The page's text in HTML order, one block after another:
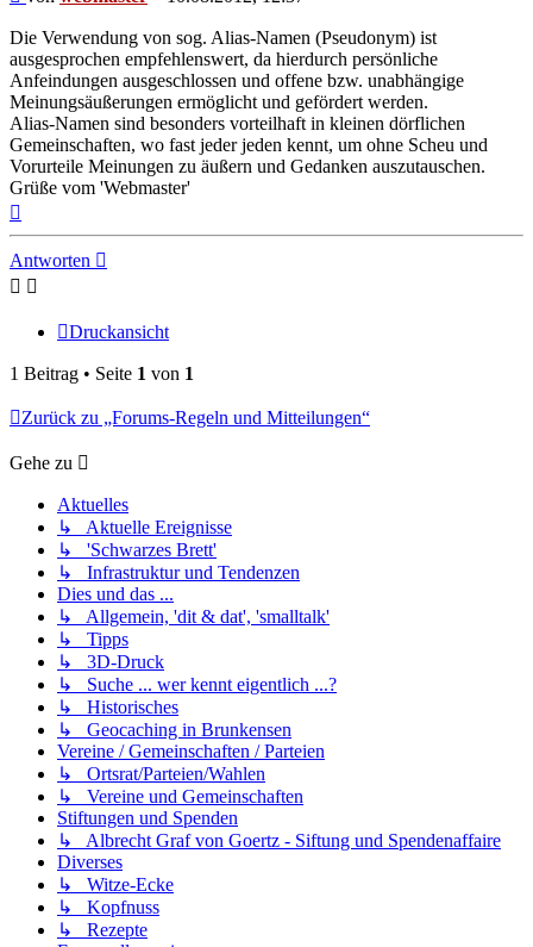
Die Verwendung von sog. Alias-Namen (Pseudonym) ist
ausgesprochen empfehlenswert, da hierdurch persönliche
Anfeindungen ausgeschlossen und offene bzw. unabhängige
Meinungsäußerungen ermöglicht und gefördert werden.
Alias-Namen sind besonders vorteilhaft in kleinen dörflichen
Gemeinschaften, wo fast jeder jeden kennt, um ohne Scheu und
Vorurteile Meinungen zu äußern und Gedanken auszutauschen.
Grüße vom 'Webmaster'
Antworten
Druckansicht
1 Beitrag • Seite 1 von 1
Zurück zu „Forums-Regeln und Mitteilungen“
Gehe zu
Aktuelles
↳ Aktuelle Ereignisse
↳ 'Schwarzes Brett'
↳ Infrastruktur und Tendenzen
Dies und das ...
↳ Allgemein, 'dit & dat', 'smalltalk'
↳ Tipps
↳ 3D-Druck
↳ Suche ... wer kennt eigentlich ...?
↳ Historisches
↳ Geocaching in Brunkensen
Vereine / Gemeinschaften / Parteien
↳ Ortsrat/Parteien/Wahlen
↳ Vereine und Gemeinschaften
Stiftungen und Spenden
↳ Albrecht Graf von Goertz - Siftung und Spendenaffaire
Diverses
↳ Witze-Ecke
↳ Kopfnuss
↳ Rezepte